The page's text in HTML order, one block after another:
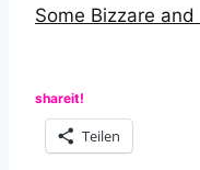
Some Bizzare
shareit!
Teilen